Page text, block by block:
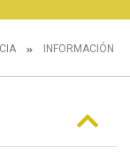
INFORMACIÓN